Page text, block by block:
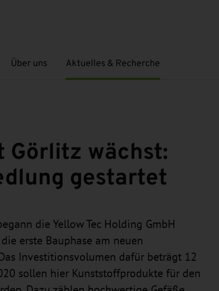
Über uns
Untermenü öffnenAktuelles & Recherche
Untermenü öffnen
wächst:
gestartet
die Yellow Tec Holding GmbH
erste Bauphase am neuen
Investitionsvolumen dafür beträgt 12
sollen hier Kunststoffprodukte für den